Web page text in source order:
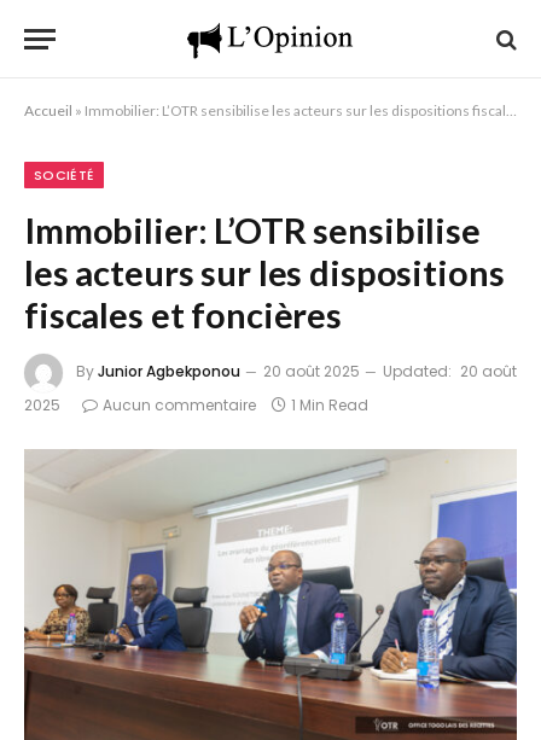
Accueil » Immobilier: L’OTR sensibilise les acteurs sur les dispositions fiscales et foncières
SOCIÉTÉ
Immobilier: L’OTR sensibilise
les acteurs sur les dispositions
fiscales et foncières
ByJunior Agbekponou 20 août 2025 Updated: 20 août
2025
Aucun commentaire 1 Min Read